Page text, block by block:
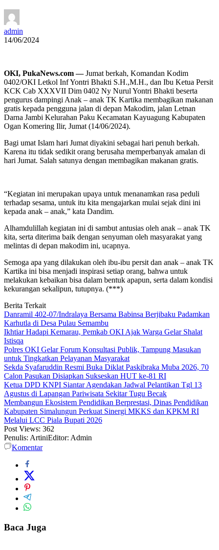
admin
14/06/2024
OKI, PukaNews.com —Jumat berkah, Komandan Kodim
0402/OKI Letkol Inf Yontri Bhakti S.H.,M.H., dan Ibu Ketua Persit
KCK Cab XXXVII Dim 0402 Ny Nurul Yontri Bhakti beserta
pengurus dampingi Anak – anak TK Kartika membagikan makanan
gratis kepada pengguna jalan di depan Makodim, jalan Letnan
Darna Jambi Kelurahan Paku Kecamatan Kayuagung Kabupaten
Ogan Komering Ilir, Jumat (14/06/2024).
Bagi umat Islam hari Jumat diyakini sebagai hari penuh berkah.
Karena itu tidak sedikit orang berusaha memperbanyak amalan di
hari Jumat. Salah satunya dengan membagikan makanan gratis.
“Kegiatan ini merupakan upaya untuk menanamkan rasa peduli
terhadap sesama, untuk itu kita mengajarkan mulai sejak dini ini
kepada anak – anak,” kata Dandim.
Alhamdulillah kegiatan ini di sambut antusias oleh anak – anak TK
kita, serta diterima baik dengan senyuman oleh masyarakat yang
melintas di depan makodim ini, ucapnya.
Semoga apa yang dilakukan oleh ibu-ibu persit dan anak – anak TK
Kartika ini bisa menjadi inspirasi setiap orang, bahwa untuk
melakukan kebaikan bisa dalam bentuk apapun, serta dalam kondisi
kekurangan sekalipun, tutupnya. (***)
Berita Terkait
Danramil 402-07/Indralaya Bersama Babinsa Berjibaku Padamkan
Karhutla di Desa Pulau Semambu
Ikhtiar Hadapi Kemarau, Pemkab OKI Ajak Warga Gelar Shalat
Istisqa
Polres OKI Gelar Forum Konsultasi Publik, Tampung Masukan
untuk Tingkatkan Pelayanan Masyarakat
Sekda Syafaruddin Resmi Buka Diklat Paskibraka Muba 2026, 70
Calon Pasukan Disiapkan Sukseskan HUT ke-81 RI
Ketua DPD KNPI Siantar Agendakan Jadwal Pelantikan Tgl 13
Agustus di Lapangan Pariwisata Sekitar Tugu Becak
Membangun Ekosistem Pendidikan Berprestasi, Dinas Pendidikan
Kabupaten Simalungun Perkuat Sinergi MKKS dan KPKM RI
Melalui LCC Piala Bupati 2026
Post Views: 362
Penulis: ArtiniEditor: Admin
Komentar
Baca Juga